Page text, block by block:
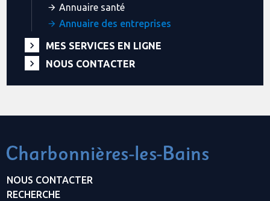
Annuaire santé
Annuaire des entreprises
MES SERVICES EN LIGNE
NOUS CONTACTER
NOUS CONTACTER
RECHERCHE